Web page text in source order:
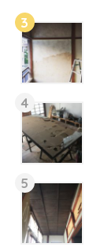
3
4
5